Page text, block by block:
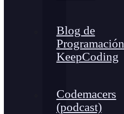
Blog de
Programación
KeepCoding
Codemacers
(podcast)